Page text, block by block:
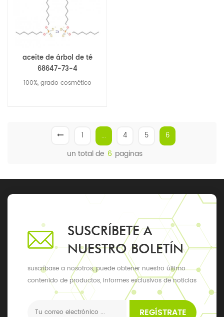
aceite de árbol de té
68647-73-4
100%, grado cosmético
1 ... 4 5 6
un total de 6 paginas
SUSCRÍBETE A
NUESTRO BOLETÍN
suscríbase a nosotros, puede obtener nuestro último
contenido de productos, informes exclusivos de noticias
y actualizaciones, los últimos eventos locales
REGÍSTRATE